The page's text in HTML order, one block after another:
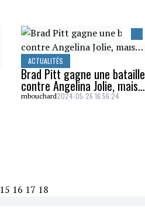
ACTUALITÉS
Brad Pitt gagne une bataille
contre Angelina Jolie, mais…
mbouchard2024-05-26 16:56:24
15 16 17 18